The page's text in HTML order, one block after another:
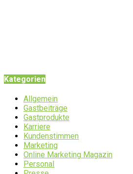
Kategorien
Allgemein
Gastbeiträge
Gastprodukte
Karriere
Kundenstimmen
Marketing
Online Marketing Magazin
Personal